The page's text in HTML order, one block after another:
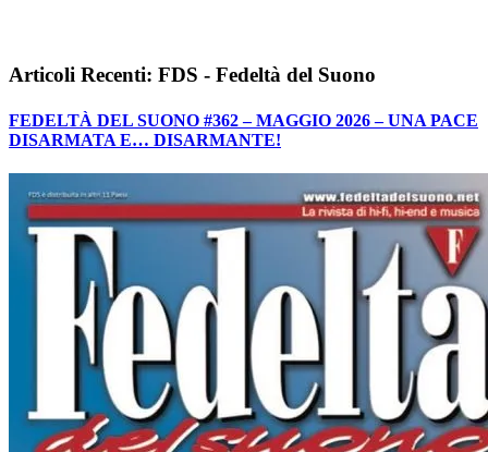
Articoli Recenti: FDS - Fedeltà del Suono
FEDELTÀ DEL SUONO #362 – MAGGIO 2026 – UNA PACE
DISARMATA E… DISARMANTE!